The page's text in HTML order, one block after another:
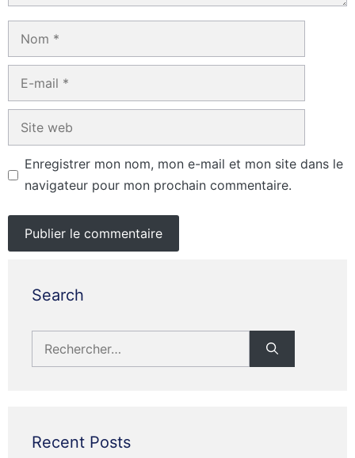
Nom
Site
Enregistrer mon nom, mon e-mail et mon site dans le
navigateur pour mon prochain commentaire.
Search
Rechercher :
Recent Posts